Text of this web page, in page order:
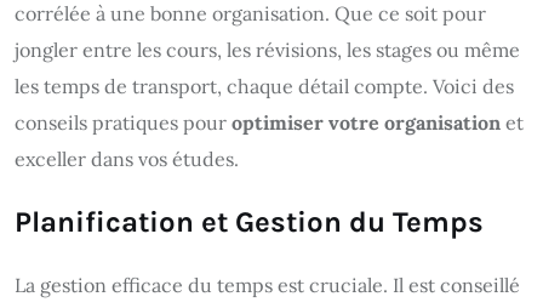
corrélée à une bonne organisation. Que ce soit pour
jongler entre les cours, les révisions, les stages ou même
les temps de transport, chaque détail compte. Voici des
conseils pratiques pour optimiser votre organisation et
exceller dans vos études.
Planification et Gestion du Temps
La gestion efficace du temps est cruciale. Il est conseillé